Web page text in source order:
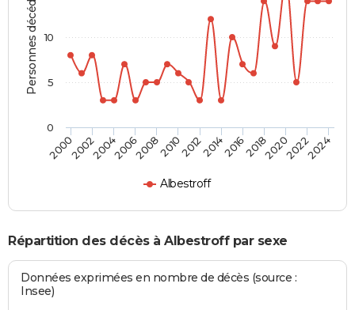
Personnes décédées
Albestroff
2000200220042006200820102012201420162018202020222024
0
5
10
Répartition des décès à Albestroff par sexe
Données exprimées en nombre de décès (source :
Insee)